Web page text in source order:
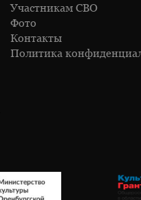
Участникам СВО
Фото
Контакты
Политика